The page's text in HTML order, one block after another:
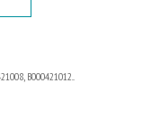
B000421012...